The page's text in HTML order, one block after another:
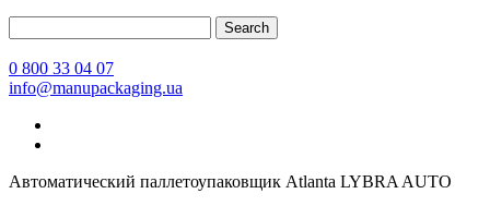
Search
0 800 33 04 07
info@manupackaging.ua
Автоматический паллетоупаковщик Atlanta LYBRA AUTO